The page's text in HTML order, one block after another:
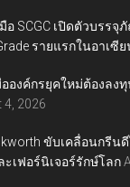
อ SCGC เปิดตัวบรร
รายแรกในอาเซี
อองค์กรยุคใหม่ต้องลง
4, 2026
ขับเคลื่อนกรี
ฟอร์นิเจอร์รักษ์โลก